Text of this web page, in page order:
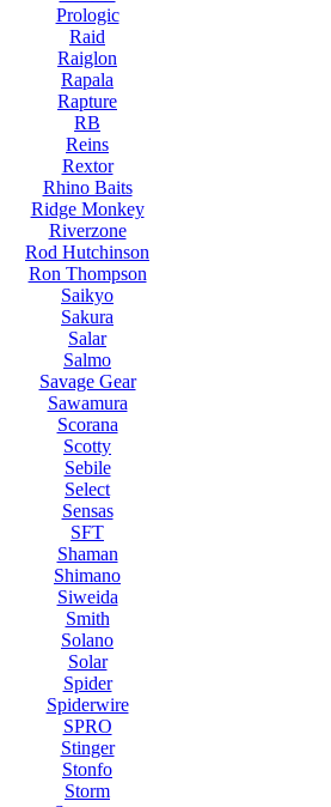
Prologic
Raid
Raiglon
Rapala
Rapture
RB
Reins
Rextor
Rhino Baits
Ridge Monkey
Riverzone
Rod Hutchinson
Ron Thompson
Saikyo
Sakura
Salar
Salmo
Savage Gear
Sawamura
Scorana
Scotty
Sebile
Select
Sensas
SFT
Shaman
Shimano
Siweida
Smith
Solano
Solar
Spider
Spiderwire
SPRO
Stinger
Stonfo
Storm